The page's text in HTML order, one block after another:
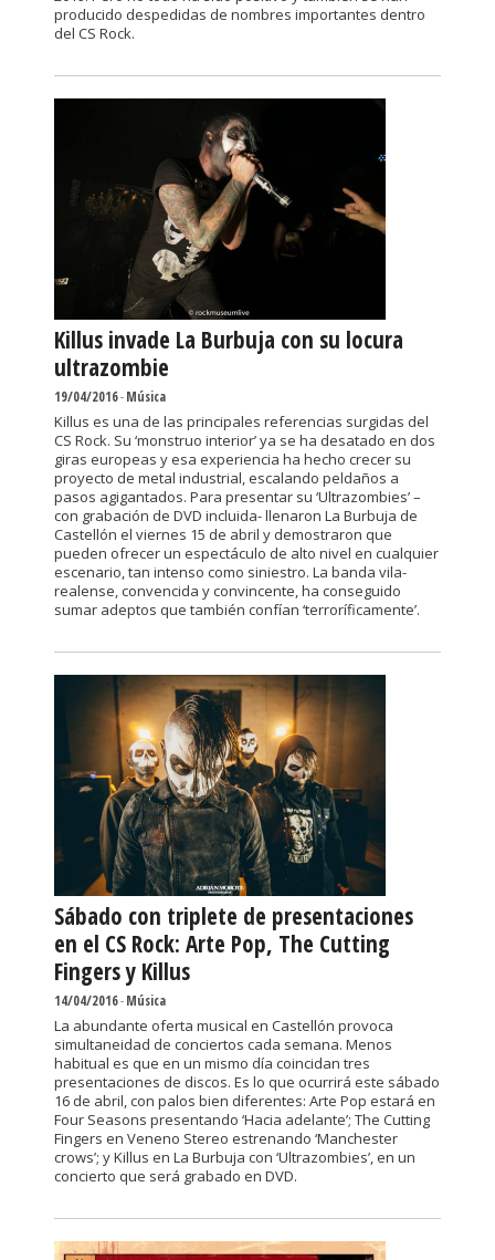
producido despedidas de nombres importantes dentro
del CS Rock.
Killus invade La Burbuja con su locura
ultrazombie
19/04/2016-Música
Killus es una de las principales referencias surgidas del
CS Rock. Su ‘monstruo interior’ ya se ha desatado en dos
giras europeas y esa experiencia ha hecho crecer su
proyecto de metal industrial, escalando peldaños a
pasos agigantados. Para presentar su ‘Ultrazombies’ –
con grabación de DVD incluida- llenaron La Burbuja de
Castellón el viernes 15 de abril y demostraron que
pueden ofrecer un espectáculo de alto nivel en cualquier
escenario, tan intenso como siniestro. La banda vila-
realense, convencida y convincente, ha conseguido
sumar adeptos que también confían ‘terroríficamente’.
Sábado con triplete de presentaciones
en el CS Rock: Arte Pop, The Cutting
Fingers y Killus
14/04/2016-Música
La abundante oferta musical en Castellón provoca
simultaneidad de conciertos cada semana. Menos
habitual es que en un mismo día coincidan tres
presentaciones de discos. Es lo que ocurrirá este sábado
16 de abril, con palos bien diferentes: Arte Pop estará en
Four Seasons presentando ‘Hacia adelante’; The Cutting
Fingers en Veneno Stereo estrenando ‘Manchester
crows’; y Killus en La Burbuja con ‘Ultrazombies’, en un
concierto que será grabado en DVD.